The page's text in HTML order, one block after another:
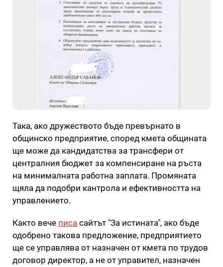
Така, ако дружеството бъде превърнато в
общинско предприятие, според кмета общината
ще може да кандидатства за трансфери от
централния бюджет за компенсиране на ръста
на минималната работна заплата. Промяната
щяла да подобри кантрола и ефективността на
управлението.
Както вече писа сайтът "За истината", ако бъде
одобрено такова предложение, предприятието
ще се управлява от назначен от кмета по трудов
договор директор, а не от управител, назначен